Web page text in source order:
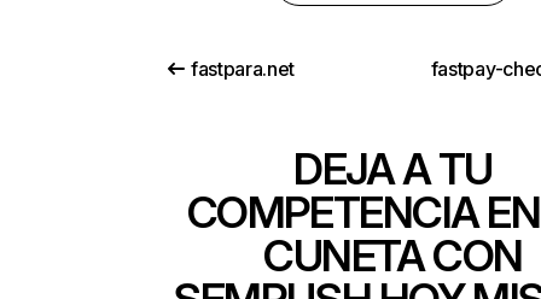
fastpara.net fastpay-
DEJA A TU
COMPETENCIA
CUNETA CON